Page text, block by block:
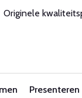
Laagste
Presenteren